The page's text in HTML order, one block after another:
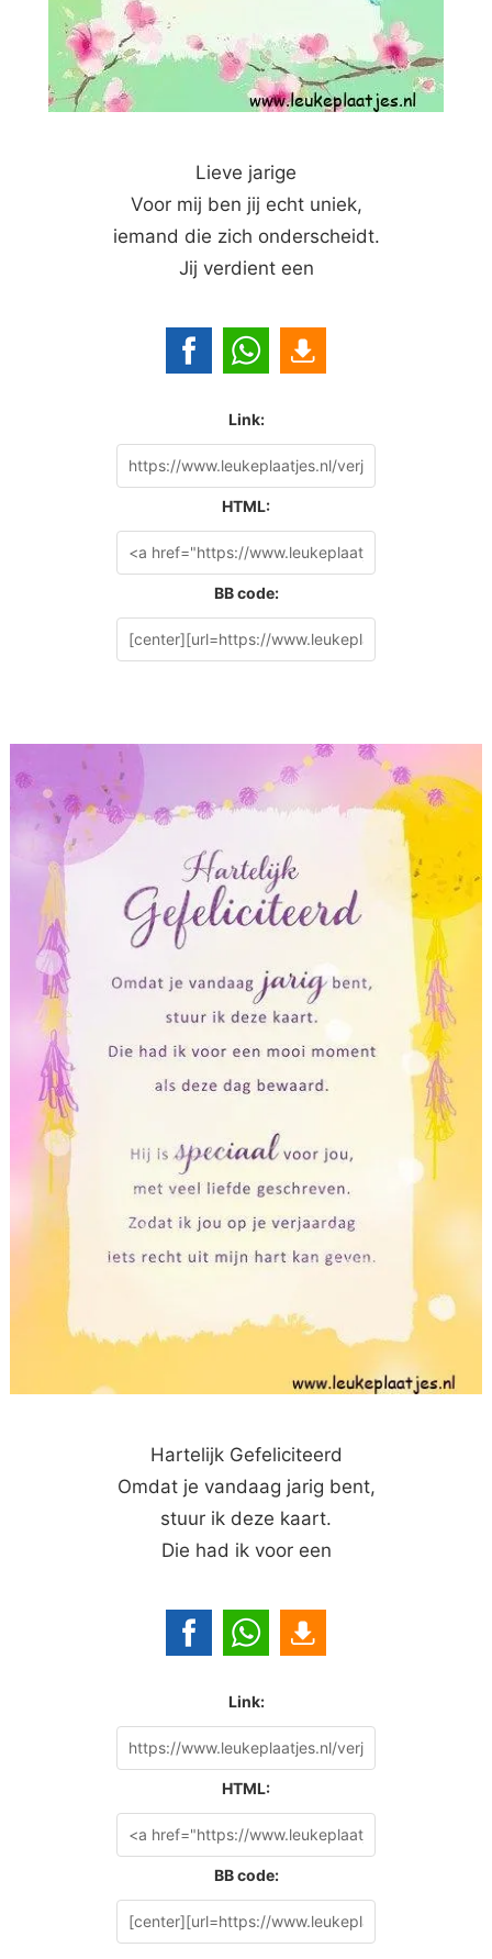
Lieve jarige
Voor mij ben jij echt uniek,
iemand die zich onderscheidt.
Jij verdient een
Link:
HTML:
BB code:
Hartelijk Gefeliciteerd
Omdat je vandaag jarig bent,
stuur ik deze kaart.
Die had ik voor een
Link:
HTML:
BB code: